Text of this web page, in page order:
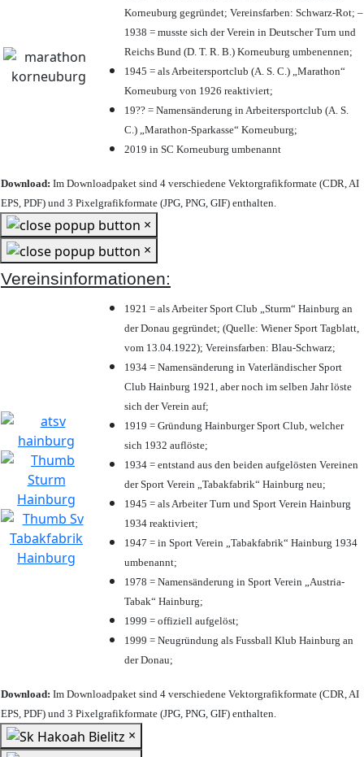
Korneuburg gegründet; Vereinsfarben: Schwarz-Rot; –
1938 = musste sich der Verein in Deutscher Turn und
Reichs Bund (D. T. R. B.) Korneuburg umbenennen;
1945 = als Arbeitersportclub (A. S. C.) „Marathon“
Korneuburg von 1926 reaktiviert;
19?? = Namensänderung in Arbeitersportclub (A. S.
C.) „Marathon-Sparkasse“ Korneuburg;
2019 in SC Korneuburg umbenannt
Download: Im Downloadpaket sind 4 verschiedene Vektorgrafikformate (CDR, AI
EPS, PDF) und 3 Pixelgrafikformate (JPG, PNG, GIF) enthalten.
×
×
Vereinsinformationen:
1921 = als Arbeiter Sport Club „Sturm“ Hainburg an
der Donau gegründet; (Quelle: Wiener Sport Tagblatt,
vom 13.04.1922); Vereinsfarben: Blau-Schwarz;
1934 = Namensänderung in Vaterländischer Sport
Club Hainburg 1921, aber noch im selben Jahr löste
sich der Verein auf;
1919 = Gründung Hainburger Sport Club, welcher
sich 1932 auflöste;
1934 = entstand aus den beiden aufgelösten Vereinen
der Sport Verein „Tabakfabrik“ Hainburg neu;
1945 = als Arbeiter Turn und Sport Verein Hainburg
1934 reaktiviert;
1947 = in Sport Verein „Tabakfabrik“ Hainburg 1934
umbenannt;
1978 = Namensänderung in Sport Verein „Austria-
Tabak“ Hainburg;
1999 = offiziell aufgelöst;
1999 = Neugründung als Fussball Klub Hainburg an
der Donau;
Download: Im Downloadpaket sind 4 verschiedene Vektorgrafikformate (CDR, AI
EPS, PDF) und 3 Pixelgrafikformate (JPG, PNG, GIF) enthalten.
×